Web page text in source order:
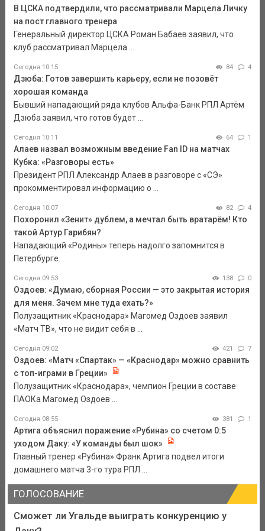
В ЦСКА подтвердили, что рассматривали Марцела Личку
на пост главного тренера
Генеральный директор ЦСКА Роман Бабаев заявил, что
клуб рассматривал Марцела ...
Сегодня 10:15 84 4
Дзюба: Готов завершить карьеру, если не позовёт
хорошая команда
Бывший нападающий ряда клубов Альфа-Банк РПЛ Артём
Дзюба заявил, что готов будет ...
Сегодня 10:11 64 1
Алаев назвал возможным введение Fan ID на матчах
Кубка: «Разговоры есть»
Президент РПЛ Александр Алаев в разговоре с «СЭ»
прокомментировал информацию о ...
Сегодня 10:07 82 4
Похоронил «Зенит» дублем, а мечтал быть вратарём! Кто
такой Артур Гарибян?
Нападающий «Родины» теперь надолго запомнится в
Петербурге.
Сегодня 09:53 138 0
Оздоев: «Думаю, сборная России — это закрытая история
для меня. Зачем мне туда ехать?»
Полузащитник «Краснодара» Магомед Оздоев заявил
«Матч ТВ», что не видит себя в ...
Сегодня 09:02 421 7
Оздоев: «Матч «Спартак» — «Краснодар» можно сравнить
с топ-играми в Греции»
Полузащитник «Краснодара», чемпион Греции в составе
ПАОКа Магомед Оздоев ...
Сегодня 08:55 381 1
Артига объяснил поражение «Рубина» со счетом 0:5
уходом Даку: «У команды был шок»
Главный тренер «Рубина» Франк Артига подвел итоги
домашнего матча 3-го тура РПЛ ...
ГОЛОСОВАНИЕ
Сможет ли Угальде выиграть конкуренцию у